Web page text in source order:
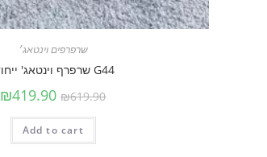
שרפרפים וינטאג׳
G44 שרפרף וינטאג' ייחודי
₪619.90
₪419.90
Add to cart